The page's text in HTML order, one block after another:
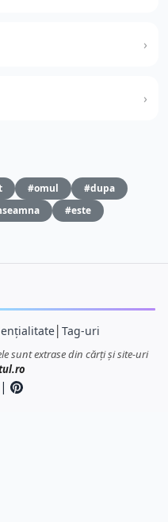
#omul
#dupa
#este
│ Tag-uri
sunt extrase din cărți și site-uri
|